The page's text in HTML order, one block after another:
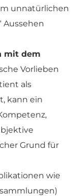
unnatürlichen
Aussehen
mit dem
Vorlieben
als
kann ein
Grund für
wie